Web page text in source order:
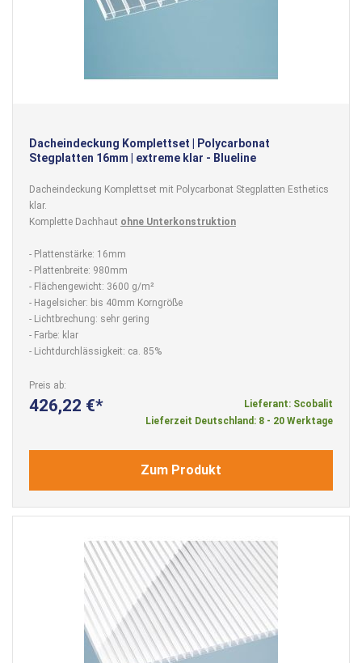
Dacheindeckung Komplettset | Polycarbonat
Stegplatten 16mm | extreme klar - Blueline
Dacheindeckung Komplettset mit Polycarbonat Stegplatten Esthetics
klar.
Komplette Dachhaut ohne Unterkonstruktion
- Plattenstärke: 16mm
- Plattenbreite: 980mm
- Flächengewicht: 3600 g/m²
- Hagelsicher: bis 40mm Korngröße
- Lichtbrechung: sehr gering
- Farbe: klar
- Lichtdurchlässigkeit: ca. 85%
Preis ab
426,22 €
Lieferant: Scobalit
Lieferzeit Deutschland: 8 - 20 Werktage
Zum Produkt